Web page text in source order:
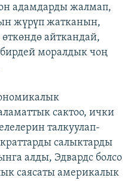
адамдарды жалмап,
жүрүп жатканын,
айткандай,
моралдык чоң
сактоо, ички
талкуулап-
салыктарды
алды, Эдвардс болсо
саясаты америкалык